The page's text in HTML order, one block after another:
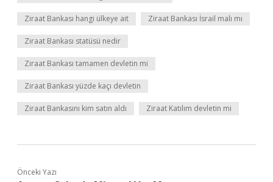
Ziraat Bankası hangi ülkeye ait Ziraat Bankası İsrail malı mı
Ziraat Bankası statüsü nedir
Ziraat Bankası tamamen devletin mi
Ziraat Bankası yüzde kaçı devletin
Ziraat Bankasını kim satın aldı Ziraat Katılım devletin mi
Önceki Yazı